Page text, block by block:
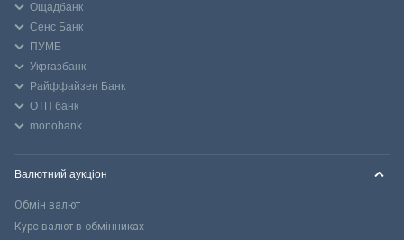
Ощадбанк
Сенс Банк
ПУМБ
Укргазбанк
Райффайзен Банк
ОТП банк
monobank
Валютний аукціон
Обмін валют
Курс валют в обмінниках